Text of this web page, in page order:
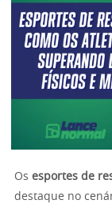
Os esportes de
destaque no